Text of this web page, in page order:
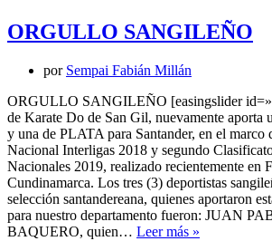
ORGULLO SANGILEÑO
por Sempai Fabián Millán
ORGULLO SANGILEÑO [easingslider
de Karate Do de San Gil, nuevamente aporta
y una de PLATA para Santander, en el marco
Nacional Interligas 2018 y segundo
Nacionales 2019, realizado recientemente en
Cundinamarca. Los tres (3) deportistas
selección santandereana, quienes aportaron
para nuestro departamento fueron: JUAN
BAQUERO, quien… Leer más »